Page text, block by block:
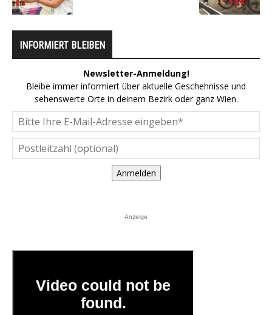
INFORMIERT BLEIBEN
Newsletter-Anmeldung!
Bleibe immer informiert über aktuelle Geschehnisse und
sehenswerte Orte in deinem Bezirk oder ganz Wien.
Anmelden
Anzeige